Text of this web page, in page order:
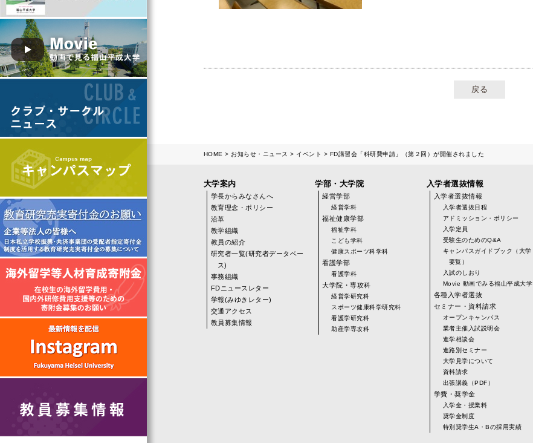
戻る
HOME お知らせ・ニュース イベント FD講習会「科研費申請」（第２回）が開催されました
大学案内
学長からみなさんへ
教育理念・ポリシー
沿革
教学組織
教員の紹介
研究者一覧(研究者データベー
ス)
事務組織
FDニュースレター
学報(みゆきレター)
交通アクセス
教員募集情報
学部・大学院
経営学部
経営学科
福祉健康学部
福祉学科
こども学科
健康スポーツ科学科
看護学部
看護学科
大学院・専攻科
経営学研究科
スポーツ健康科学研究科
看護学研究科
助産学専攻科
入学者選抜情報
入学者選抜情報
入学者選抜日程
アドミッション・ポリシー
入学定員
受験生のためのQ&A
キャンパスガイドブック（大学
要覧）
入試のしおり
Movie 動画でみる福山平成大学
各種入学者選抜
セミナー・資料請求
オープンキャンパス
業者主催入試説明会
進学相談会
進路別セミナー
大学見学について
資料請求
出張講義（PDF）
学費・奨学金
入学金・授業料
奨学金制度
特別奨学生A・Bの採用実績